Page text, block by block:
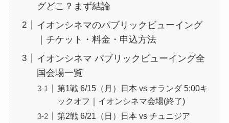
グどこ？まず結論
イオンシネマのパブリックビューイング
｜チケット・料金・申込方法
イオンシネマ パブリックビューイング全
国会場一覧
第1戦 6/15（月）日本 vs オランダ 5:00キ
ックオフ｜イオンシネマ会場(終了)
第2戦 6/21（日）日本 vs チュニジア